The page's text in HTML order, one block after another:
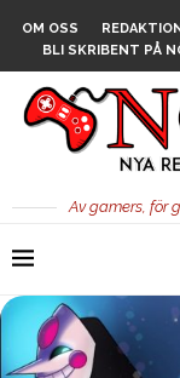
OM OSS
BLI SKRIBENT PÅ
Av gamers, för